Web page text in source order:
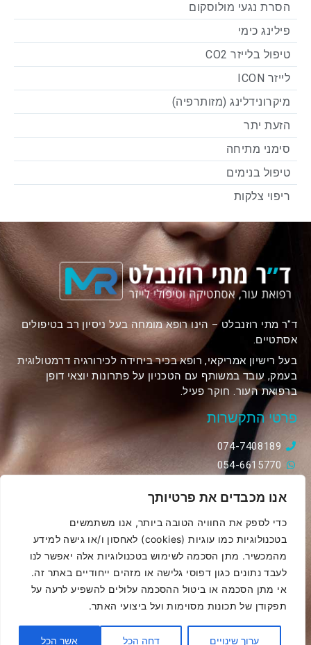
אנו מכבדים את פרטיותך
כדי לספק את החוויה הטובה ביותר, אנו משתמשים
בטכנולוגיות כמו עוגיות (cookies) לאחסון ו/או גישה למידע
מהמכשיר. מתן הסכמה לשימוש בטכנולוגיות אלה יאפשר לנו
לעבד נתונים כגון דפוסי גלישה או מזהים ייחודיים באתר זה.
אי מתן הסכמה או ביטול ההסכמה עלולים להשפיע לרעה על
תפקודן של תכונות מסוימות ועל ביצועי האתר.
ערוך שינויים דחה הכל אשר הכל
הסרת נגעי מולוסקום
פילינג כימי
טיפול בלייזר CO2
לייזר ICON
מיקרונידלינג (מזותרפיה)
הזעת יתר
סימני מתיחה
טיפול בנימים
ריפוי צלקות
ד"ר מתי רוזנבלט – הינו רופא מומחה בעל ניסיון רב בטיפולים
אסתטיים.
בעל רישיון אמריקאי, רופא בכיר ביחידה לכירורגיה דרמטולוגית
בעמק, עובד במשותף עם הטכניון על פתרונות יוצאי דופן
ברפואת העור. חוקר פעיל.
פרטי התקשרות
074-7408189
054-6615770
סוקולוב 46 ,קומה 12, יחידה 1201, הוד השרון
הצהרת נגישות
© 2019 All rights reserved
Powered & Designed by Medical Online